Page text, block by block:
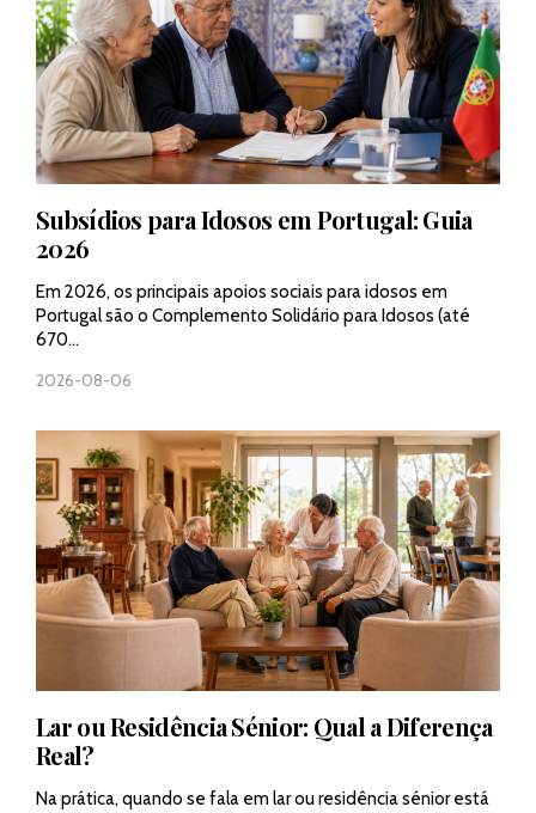
Subsídios para Idosos em Portugal: Guia
2026
Em 2026, os principais apoios sociais para idosos em
Portugal são o Complemento Solidário para Idosos (até
670...
2026-08-06
Lar ou Residência Sénior: Qual a Diferença
Real?
Na prática, quando se fala em lar ou residência sénior está